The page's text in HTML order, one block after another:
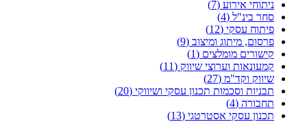
ניתוחי אירוע (7)
סחר בינ"ל (4)
פיתוח עסקי (12)
פרסום, מיתוג ומיצוב (9)
קישורים מומלצים (1)
קמעונאות וערוצי שיווק (11)
שיווק וקד"מ (27)
תבניות וסכמות תכנון עסקי ושיווקי (20)
תחבורה (4)
תכנון עסקי אסטרטגי (13)